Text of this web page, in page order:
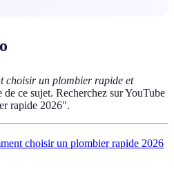
choisir un plombier rapide et
de ce sujet. Recherchez sur YouTube
rapide 2026".
choisir un plombier rapide 2026